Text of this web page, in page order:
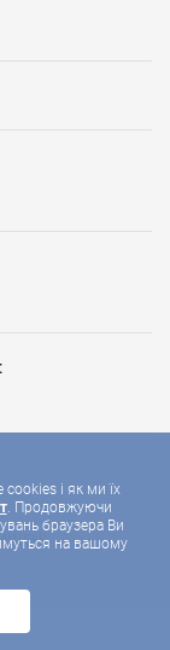
і як ми їх
. Продовжуючи
браузера Ви
на вашому